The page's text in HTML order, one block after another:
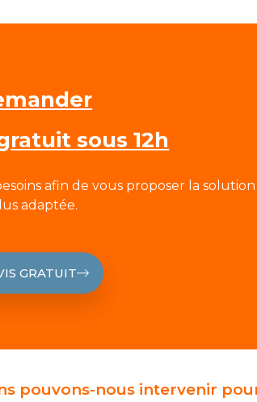
sous 12h
afin de vous proposer la solution
adaptée.
GRATUIT
pouvons-nous intervenir